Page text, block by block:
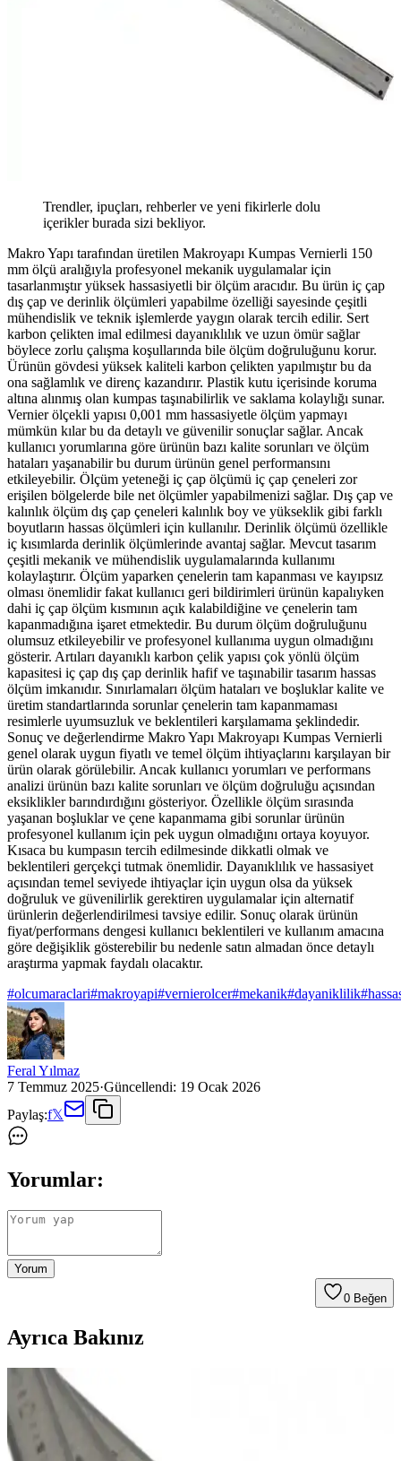
Trendler, ipuçları, rehberler ve yeni fikirlerle dolu
içerikler burada sizi bekliyor.
Makro Yapı tarafından üretilen Makroyapı Kumpas Vernierli 150
mm ölçü aralığıyla profesyonel mekanik uygulamalar için
tasarlanmıştır yüksek hassasiyetli bir ölçüm aracıdır. Bu ürün iç çap
dış çap ve derinlik ölçümleri yapabilme özelliği sayesinde çeşitli
mühendislik ve teknik işlemlerde yaygın olarak tercih edilir. Sert
karbon çelikten imal edilmesi dayanıklılık ve uzun ömür sağlar
böylece zorlu çalışma koşullarında bile ölçüm doğruluğunu korur.
Ürünün gövdesi yüksek kaliteli karbon çelikten yapılmıştır bu da
ona sağlamlık ve direnç kazandırır. Plastik kutu içerisinde koruma
altına alınmış olan kumpas taşınabilirlik ve saklama kolaylığı sunar.
Vernier ölçekli yapısı 0,001 mm hassasiyetle ölçüm yapmayı
mümkün kılar bu da detaylı ve güvenilir sonuçlar sağlar. Ancak
kullanıcı yorumlarına göre ürünün bazı kalite sorunları ve ölçüm
hataları yaşanabilir bu durum ürünün genel performansını
etkileyebilir. Ölçüm yeteneği iç çap ölçümü iç çap çeneleri zor
erişilen bölgelerde bile net ölçümler yapabilmenizi sağlar. Dış çap ve
kalınlık ölçüm dış çap çeneleri kalınlık boy ve yükseklik gibi farklı
boyutların hassas ölçümleri için kullanılır. Derinlik ölçümü özellikle
iç kısımlarda derinlik ölçümlerinde avantaj sağlar. Mevcut tasarım
çeşitli mekanik ve mühendislik uygulamalarında kullanımı
kolaylaştırır. Ölçüm yaparken çenelerin tam kapanması ve kayıpsız
olması önemlidir fakat kullanıcı geri bildirimleri ürünün kapalıyken
dahi iç çap ölçüm kısmının açık kalabildiğine ve çenelerin tam
kapanmadığına işaret etmektedir. Bu durum ölçüm doğruluğunu
olumsuz etkileyebilir ve profesyonel kullanıma uygun olmadığını
gösterir. Artıları dayanıklı karbon çelik yapısı çok yönlü ölçüm
kapasitesi iç çap dış çap derinlik hafif ve taşınabilir tasarım hassas
ölçüm imkanıdır. Sınırlamaları ölçüm hataları ve boşluklar kalite ve
üretim standartlarında sorunlar çenelerin tam kapanmaması
resimlerle uyumsuzluk ve beklentileri karşılamama şeklindedir.
Sonuç ve değerlendirme Makro Yapı Makroyapı Kumpas Vernierli
genel olarak uygun fiyatlı ve temel ölçüm ihtiyaçlarını karşılayan bir
ürün olarak görülebilir. Ancak kullanıcı yorumları ve performans
analizi ürünün bazı kalite sorunları ve ölçüm doğruluğu açısından
eksiklikler barındırdığını gösteriyor. Özellikle ölçüm sırasında
yaşanan boşluklar ve çene kapanmama gibi sorunlar ürünün
profesyonel kullanım için pek uygun olmadığını ortaya koyuyor.
Kısaca bu kumpasın tercih edilmesinde dikkatli olmak ve
beklentileri gerçekçi tutmak önemlidir. Dayanıklılık ve hassasiyet
açısından temel seviyede ihtiyaçlar için uygun olsa da yüksek
doğruluk ve güvenilirlik gerektiren uygulamalar için alternatif
ürünlerin değerlendirilmesi tavsiye edilir. Sonuç olarak ürünün
fiyat/performans dengesi kullanıcı beklentileri ve kullanım amacına
göre değişiklik gösterebilir bu nedenle satın almadan önce detaylı
araştırma yapmak faydalı olacaktır.
#olcumaraclari#makroyapi#vernierolcer#mekanik#dayaniklilik#
Feral Yılmaz
7 Temmuz 2025·Güncellendi: 19 Ocak 2026
Paylaş:f𝕏
Yorumlar:
Yorum
0 Beğen
Ayrıca Bakınız
İzeltaş Krom 5M Şerit Metre: Dayanıklı ve Hassas
Ölçüm Aracı Özellikleri
İzeltaş Krom 5M şerit metre, dayanıklılığı ve hassasiyetiyle inşaat ve